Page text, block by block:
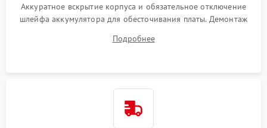
Аккуратное вскрытие корпуса и обязательное отключение
шлейфа аккумулятора для обесточивания платы. Демонтаж
высохшей термопасты с кристаллов чипов.
Подробнее